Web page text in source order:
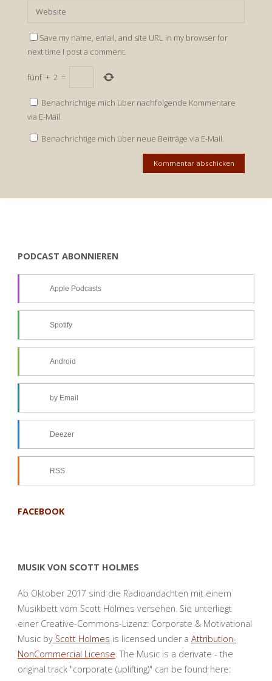
Save my name, email, and site URL in my browser for
next time I post a comment.
fünf + 2 =
Benachrichtige mich über nachfolgende Kommentare
via E-Mail.
Benachrichtige mich über neue Beiträge via E-Mail.
PODCAST ABONNIEREN
Apple Podcasts
Spotify
Android
by Email
Deezer
RSS
FACEBOOK
MUSIK VON SCOTT HOLMES
Ab Oktober 2017 sind die Radioandachten mit einem
Musikbett vom Scott Holmes versehen. Sie unterliegt
einer Creative-Commons-Lizenz: Corporate & Motivational
Music byScott Holmes is licensed under a Attribution-
NonCommercial License . The Music is a derivate - the
original track "corporate (uplifting)" can be found here: